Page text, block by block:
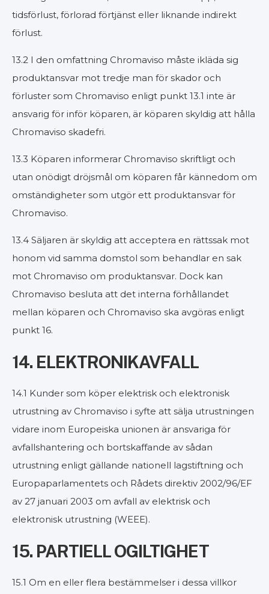
tidsförlust, förlorad förtjänst eller liknande indirekt
förlust.
13.2 I den omfattning Chromaviso måste ikläda sig
produktansvar mot tredje man för skador och
förluster som Chromaviso enligt punkt 13.1 inte är
ansvarig för inför köparen, är köparen skyldig att hålla
Chromaviso skadefri.
13.3 Köparen informerar Chromaviso skriftligt och
utan onödigt dröjsmål om köparen får kännedom om
omständigheter som utgör ett produktansvar för
Chromaviso.
13.4 Säljaren är skyldig att acceptera en rättssak mot
honom vid samma domstol som behandlar en sak
mot Chromaviso om produktansvar. Dock kan
Chromaviso besluta att det interna förhållandet
mellan köparen och Chromaviso ska avgöras enligt
punkt 16.
14. ELEKTRONIKAVFALL
14.1 Kunder som köper elektrisk och elektronisk
utrustning av Chromaviso i syfte att sälja utrustningen
vidare inom Europeiska unionen är ansvariga för
avfallshantering och bortskaffande av sådan
utrustning enligt gällande nationell lagstiftning och
Europaparlamentets och Rådets direktiv 2002/96/EF
av 27 januari 2003 om avfall av elektrisk och
elektronisk utrustning (WEEE).
15. PARTIELL OGILTIGHET
15.1 Om en eller flera bestämmelser i dessa villkor